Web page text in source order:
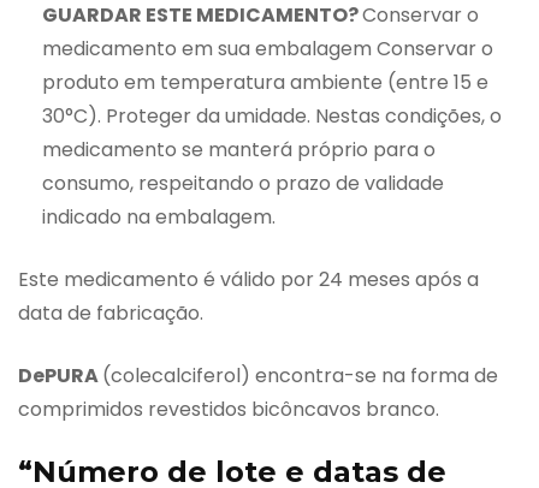
GUARDAR ESTE MEDICAMENTO?Conservar o
medicamento em sua embalagem Conservar o
produto em temperatura ambiente (entre 15 e
30°C). Proteger da umidade. Nestas condições, o
medicamento se manterá próprio para o
consumo, respeitando o prazo de validade
indicado na embalagem.
Este medicamento é válido por 24 meses após a
data de fabricação.
DePURA(colecalciferol) encontra-se na forma de
comprimidos revestidos bicôncavos branco.
“Número de lote e datas de